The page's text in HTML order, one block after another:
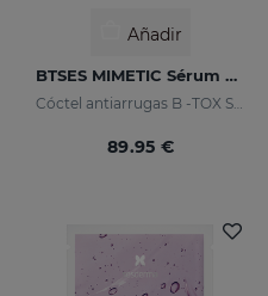
Añadir
BTSES MIMETIC Sérum Antiarrugas De Expresión
Cóctel antiarrugas B -TOX System +
89.95 €